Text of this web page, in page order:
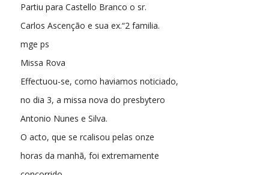
Partiu para Castello Branco o sr.
Carlos Ascenção e sua ex.“2 familia.
mge ps
Missa Rova
Effectuou-se, como haviamos noticiado,
no dia 3, a missa nova do presbytero
Antonio Nunes e Silva.
O acto, que se rcalisou pelas onze
horas da manhã, foi extremamente